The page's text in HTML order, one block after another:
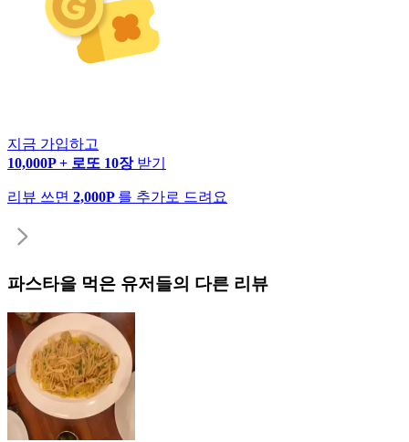
지금 가입하고
10,000P + 로또 10장 받기
리뷰 쓰면 2,000P 를 추가로 드려요
파스타을 먹은 유저들의 다른 리뷰